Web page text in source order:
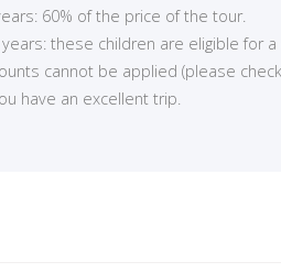
60% of the price of the tour.
these children are eligible for
cannot be applied (please
have an excellent trip.